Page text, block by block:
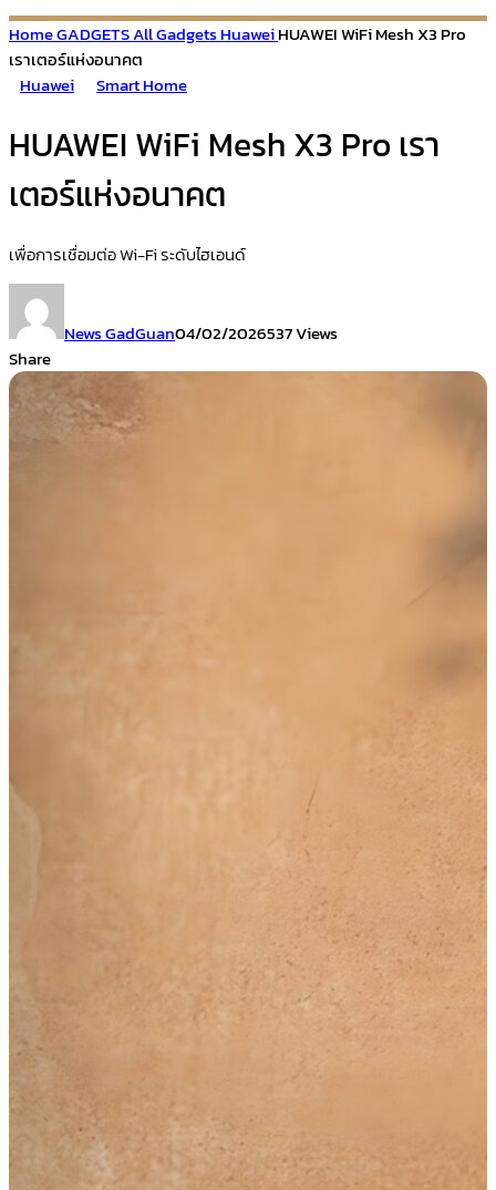
HomeGADGETSAll GadgetsHuaweiHUAWEI WiFi Mesh X3 Pro
เราเตอร์แห่งอนาคต
Huawei
Smart Home
HUAWEI WiFi Mesh X3 Pro เรา
เตอร์แห่งอนาคต
เพื่อการเชื่อมต่อ Wi-Fi ระดับไฮเอนด์
News GadGuan04/02/2026537 Views
Share